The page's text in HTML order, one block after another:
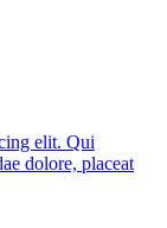
elit. Qui
dolore, placeat